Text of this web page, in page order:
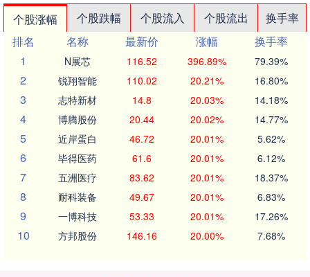
个股涨幅 个股跌幅 个股流入 个股流出
换手率
排名
名称 最新价 涨幅
换手率
1
N展芯 116.52 396.89% 79.39%
2 锐翔智能 110.02 20.21% 16.80%
3 志特新材 14.8 20.03% 14.18%
4 博腾股份 20.44 20.02% 14.77%
5 近岸蛋白 46.72 20.01% 5.62%
6 毕得医药 61.6 20.01% 6.12%
7 五洲医疗 83.62 20.01% 18.37%
8 耐科装备 49.67 20.01% 6.83%
9 一博科技 53.33 20.01% 17.26%
10 方邦股份 146.16 20.00% 7.68%